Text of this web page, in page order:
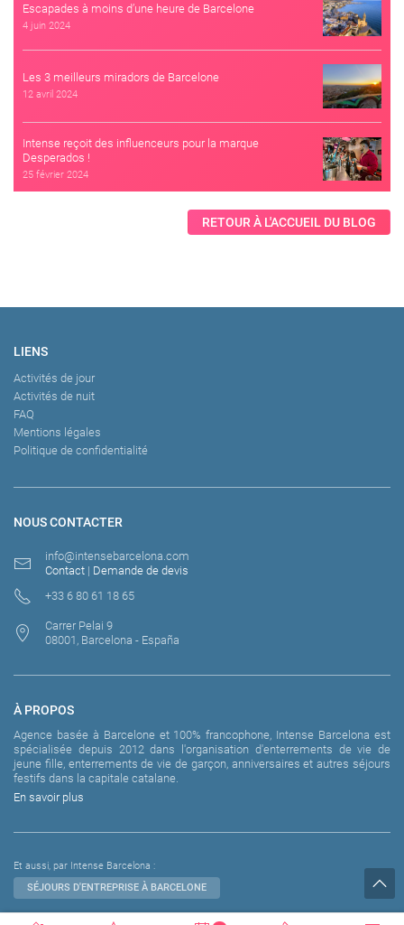
Escapades à moins d’une heure de Barcelone
4 juin 2024
Les 3 meilleurs miradors de Barcelone
12 avril 2024
Intense reçoit des influenceurs pour la marque
Desperados !
25 février 2024
RETOUR À L'ACCUEIL DU BLOG
NOUS CONTACTER
info@intensebarcelona.com
Contact | Demande de devis
+33 6 80 61 18 65
Carrer Pelai 9
08001, Barcelona - España
LIENS
Activités de jour
Activités de nuit
FAQ
Mentions légales
Politique de confidentialité
À PROPOS
Agence basée à Barcelone et 100% francophone, Intense Barcelona est
spécialisée depuis 2012 dans l'organisation d'enterrements de vie de
jeune fille, enterrements de vie de garçon, anniversaires et autres séjours
festifs dans la capitale catalane.
En savoir plus
Et aussi, par Intense Barcelona :
SÉJOURS D'ENTREPRISE À BARCELONE